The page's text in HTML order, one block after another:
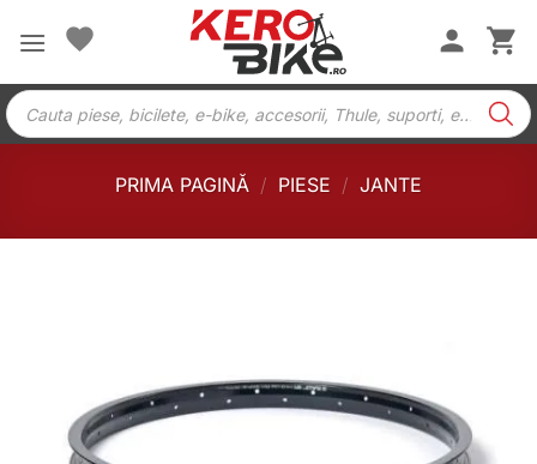
Products
search
PRIMA PAGINĂ / PIESE / JANTE